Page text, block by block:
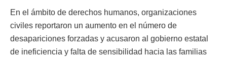
En el ámbito de derechos humanos, organizaciones
civiles reportaron un aumento en el número de
desapariciones forzadas y acusaron al gobierno estatal
de ineficiencia y falta de sensibilidad hacia las familias